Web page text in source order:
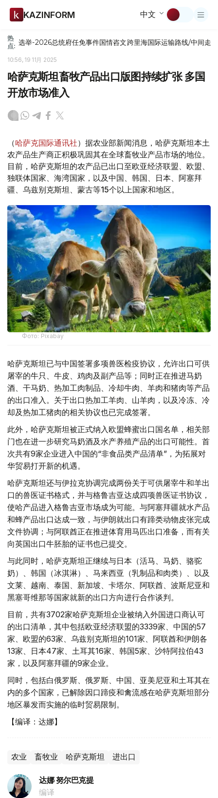
KAZINFORM 中文
热
点: 选举-2026总统府任免事件国情咨文跨里海国际运输路线/中间走廊
10:56, 19 11月 2025
哈萨克斯坦畜牧产品出口版图持续扩张 多国
开放市场准入
（哈萨克国际通讯社）据农业部新闻消息，哈萨克斯坦本土
农产品生产商正积极巩固其在全球畜牧业产品市场的地位。
目前，哈萨克斯坦的农产品已出口至欧亚经济联盟、欧盟、
独联体国家、海湾国家，以及中国、韩国、日本、阿塞拜
疆、乌兹别克斯坦、蒙古等15个以上国家和地区。
Фото: Pixabay
哈萨克斯坦已与中国签署多项兽医检疫协议，允许出口可供
屠宰的牛只、牛皮、鸡肉及副产品等；同时正在推进马奶
酒、干马奶、热加工肉制品、冷却牛肉、羊肉和猪肉等产品
的出口准入。关于出口热加工羊肉、山羊肉，以及冷冻、冷
却及热加工猪肉的相关协议也已完成签署。
此外，哈萨克斯坦被正式纳入欧盟蜂蜜出口国名单，相关部
门也在进一步研究马奶酒及水产养殖产品的出口可能性。首
次共有9家企业进入中国的“非食品类产品清单”，为拓展对
华贸易打开新的机遇。
哈萨克斯坦还与伊拉克协调完成两份关于可供屠宰牛和羊出
口的兽医证书格式，并与格鲁吉亚达成四项兽医证书协议，
使哈产品进入格鲁吉亚市场成为可能。与阿塞拜疆就水产品
和蜂产品出口达成一致，与伊朗就出口有蹄类动物皮张完成
文件协调；与阿联酋正在推进体育用马匹出口准备，而有关
向英国出口牛胚胎的证书也已提交。
与此同时，哈萨克斯坦正继续与日本（活马、马奶、骆驼
奶）、韩国（冰淇淋）、马来西亚（乳制品和肉类）、以及
文莱、越南、泰国、新加坡、卡塔尔、阿联酋、波斯尼亚和
黑塞哥维那等国家就新的出口方向进行合作谈判。
目前，共有3702家哈萨克斯坦企业被纳入外国进口商认可
的出口清单，其中包括欧亚经济联盟的3339家、中国的57
家、欧盟的63家、乌兹别克斯坦的101家、阿联酋和伊朗各
13家、日本47家、土耳其16家、韩国5家、沙特阿拉伯43
家，以及阿塞拜疆的9家企业。
同时，包括白俄罗斯、俄罗斯、中国、亚美尼亚和土耳其在
内的多个国家，已解除因口蹄疫和禽流感在哈萨克斯坦部分
地区暴发而实施的临时贸易限制。
【编译：达娜】
农业 畜牧业 哈萨克斯坦 进出口
达娜 努尔巴克提
编译